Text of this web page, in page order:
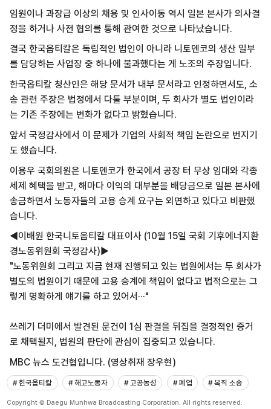
임원이나 과장급 이상의 채용 및 인사이동 역시 일본 본사가 의사결
정을 하거나 사전 협의를 통해 관여한 것으로 나타났습니다.
결국 한국옵티칼은 독립적인 법인이 아니라 니토덴코의 생산 일부
를 담당하는 사업장 중 하나에 불과했다는 게 노조의 주장입니다.
한국옵티칼 청산인은 해당 문서가 내부 문서라고 인정하면서도, 소
송 관련 주장은 법정에서 다툴 부분이며, 두 회사가 별도 법인이라
는 기존 주장에는 변화가 없다고 밝혔습니다.
앞서 국정감사에서 이 문제가 기업의 사회적 책임 논란으로 번지기
도 했습니다.
이용우 국회의원은 니토덴코가 한국에서 공장 터 무상 임대와 각종
세제 혜택을 받고, 해마다 이익의 대부분을 배당금으로 일본 본사에
송금하면서 노동자들의 고용 승계 요구는 외면하고 있다고 비판했
습니다.
◀이배원 한국니토옵티칼 대표이사 (10월 15일 국회 기후에너지환
경노동위원회 국정감사)▶
"노동위원회 그리고 지금 현재 진행되고 있는 법원에서는 두 회사가
별도의 법원이기 때문에 고용 승계에 책임이 없다고 법적으로는 그
렇게 명확하게 얘기를 하고 있어서···"
쓰레기 더미에서 발견된 문건이 1심 판결을 뒤집을 결정적인 증거
로 채택될지, 법원의 판단에 관심이 집중되고 있습니다.
MBC 뉴스 도건협입니다. (영상취재 장우현)
# 힌국옵티칼 # 해고노동자 # 고공농성 # 폐업 # 복직 소송
Copyright © Daegu Munhwa Broadcasting Corporation. All rights reserved.